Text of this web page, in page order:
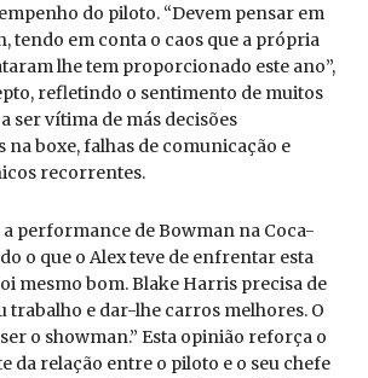
do piloto. “Devem pensar em
tendo em conta o caos que a própria
lhe tem proporcionado este ano”,
refletindo o sentimento de muitos
ser vítima de más decisões
na boxe, falhas de comunicação e
recorrentes.
performance de Bowman na Coca-
o que o Alex teve de enfrentar esta
mesmo bom. Blake Harris precisa de
trabalho e dar-lhe carros melhores. O
o showman.” Esta opinião reforça o
da relação entre o piloto e o seu chefe